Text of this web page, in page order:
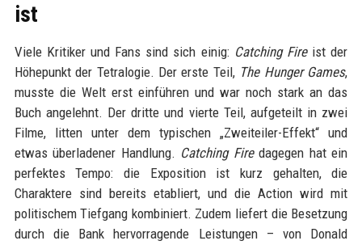
ist
Viele Kritiker und Fans sind sich einig: Catching Fireist der
Höhepunkt der Tetralogie. Der erste Teil, The Hunger Games,
musste die Welt erst einführen und war noch stark an das
Buch angelehnt. Der dritte und vierte Teil, aufgeteilt in zwei
Filme, litten unter dem typischen „Zweiteiler-Effekt“ und
etwas überladener Handlung. Catching Firedagegen hat ein
perfektes Tempo: die Exposition ist kurz gehalten, die
Charaktere sind bereits etabliert, und die Action wird mit
politischem Tiefgang kombiniert. Zudem liefert die Besetzung
durch die Bank hervorragende Leistungen – von Donald